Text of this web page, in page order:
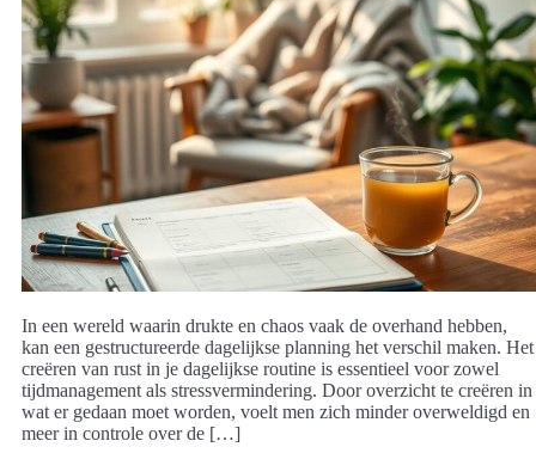
In een wereld waarin drukte en chaos vaak de overhand hebben,
kan een gestructureerde dagelijkse planning het verschil maken. Het
creëren van rust in je dagelijkse routine is essentieel voor zowel
tijdmanagement als stressvermindering. Door overzicht te creëren in
wat er gedaan moet worden, voelt men zich minder overweldigd en
meer in controle over de […]